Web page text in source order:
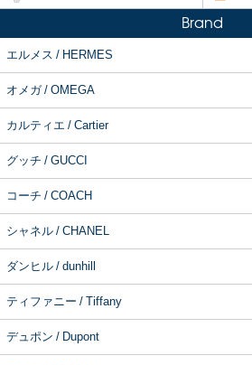
Brand
エルメス / HERMES
オメガ / OMEGA
カルティエ / Cartier
グッチ / GUCCI
コーチ / COACH
シャネル / CHANEL
ダンヒル / dunhill
ティファニー / Tiffany
デュポン / Dupont